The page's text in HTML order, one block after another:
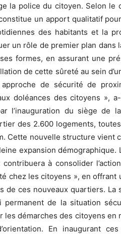
la police du citoyen. Selon
un apport qualitatif
des habitants et la
un rôle de premier plan
formes, en assurant une
de cette sûreté au sein
de sécurité de
doléances des citoyens »,
l’inauguration du siège de
des 2.600 logements,
Cette nouvelle structure vient
expansion démographique.
à consolider
chez les citoyens », en offrant
de ces nouveaux quartiers.
permanent de la situation
les démarches des citoyens en
En inaugurant